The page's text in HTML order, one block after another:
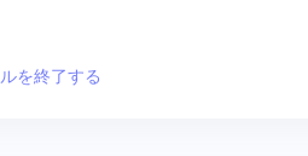
を終了する